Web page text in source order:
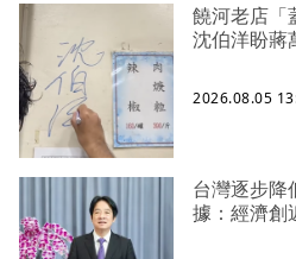
饒河老店
沈伯洋盼蔣
2026.08.05
台灣逐步
據：經濟創